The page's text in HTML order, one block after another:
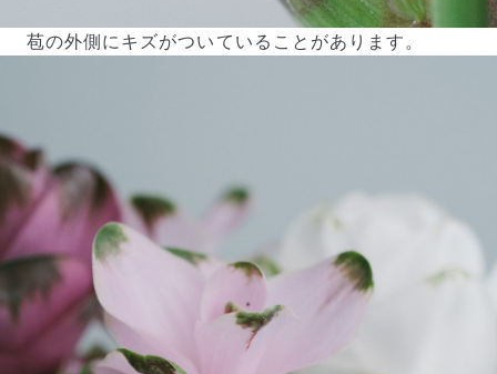
苞の外側にキズがついていることがあります。